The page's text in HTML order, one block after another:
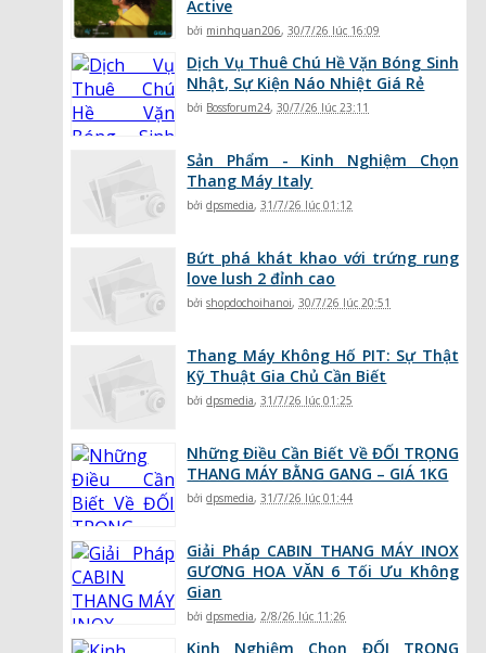
Active
bởi minhquan206,30/7/26 lúc 16:09
Dịch Vụ Thuê Chú Hề Vặn Bóng Sinh
Nhật, Sự Kiện Náo Nhiệt Giá Rẻ
bởi Bossforum24,30/7/26 lúc 23:11
Sản Phẩm - Kinh Nghiệm Chọn
Thang Máy Italy
bởidpsmedia,31/7/26 lúc 01:12
Bứt phá khát khao với trứng rung
love lush 2 đỉnh cao
bởishopdochoihanoi,30/7/26 lúc 20:51
Thang Máy Không Hố PIT: Sự Thật
Kỹ Thuật Gia Chủ Cần Biết
bởidpsmedia,31/7/26 lúc 01:25
Những Điều Cần Biết Về ĐỐI TRỌNG
THANG MÁY BẰNG GANG – GIÁ 1KG
bởidpsmedia,31/7/26 lúc 01:44
Giải Pháp CABIN THANG MÁY INOX
GƯƠNG HOA VĂN 6 Tối Ưu Không
Gian
bởidpsmedia,2/8/26 lúc 11:26
Kinh Nghiệm Chọn ĐỐI TRỌNG